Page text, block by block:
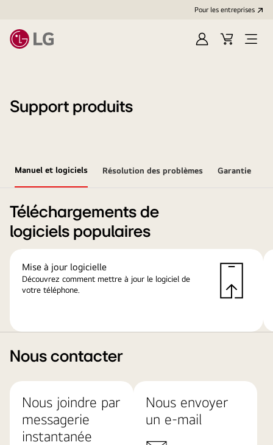
Pour les entreprises
Se
Panier
Support produits
Manuel et logiciels Résolution des problèmes Garantie
Téléchargements de
logiciels populaires
Mise à jour logicielle
Découvrez comment mettre à jour le logiciel de
votre téléphone.
Nous contacter
Nous joindre par
messagerie
instantanée
Nous envoyer
un e-mail